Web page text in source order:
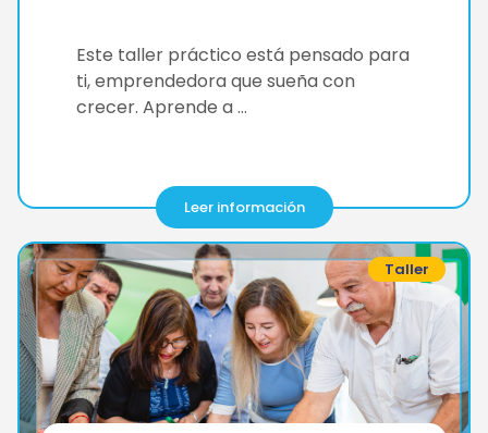
Este taller práctico está pensado para
ti, emprendedora que sueña con
crecer. Aprende a …
Leer información
Taller